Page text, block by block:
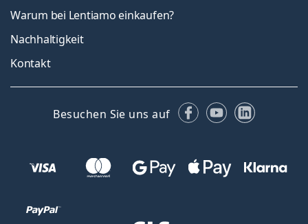
Warum bei Lentiamo einkaufen?
Nachhaltigkeit
Kontakt
Besuchen Sie uns auf Facebook
YouTubeLinkedIn